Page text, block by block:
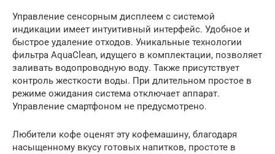
Управление сенсорным дисплеем с системой
индикации имеет интуитивный интерфейс. Удобное и
быстрое удаление отходов. Уникальные технологии
фильтра AquaClean, идущего в комплектации, позволяет
заливать водопроводную воду. Также присутствует
контроль жесткости воды. При длительном простое в
режиме ожидания система отключает аппарат.
Управление смартфоном не предусмотрено.
Любители кофе оценят эту кофемашину, благодаря
насыщенному вкусу готовых напитков, простоте в